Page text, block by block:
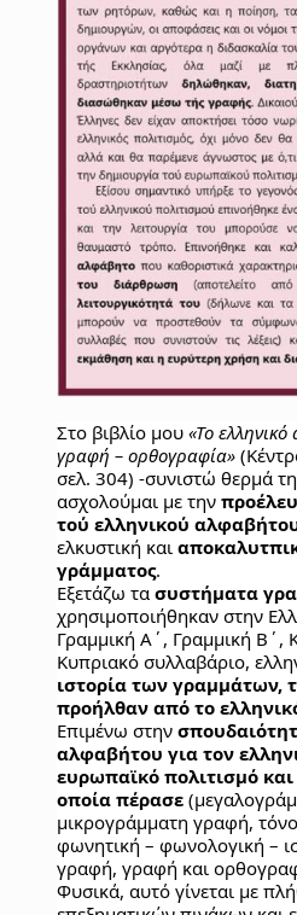
Στο βιβλίο μου «Το
γραφή – ορθογραφία»
σελ. 304) -συνιστώ θερμά
ασχολούμαι με την
τού ελληνικού
ελκυστική και
γράμματος.
Εξετάζω τα συστήματα
χρησιμοποιήθηκαν στην
Γραμμική Α΄, Γραμμική Β΄,
Κυπριακό συλλαβάριο,
ιστορία των γραμμάτων,
προήλθαν από το
Επιμένω στην
αλφαβήτου για τον
ευρωπαϊκό πολιτισμό
οποία πέρασε
μικρογράμματη γραφή,
φωνητική – φωνολογική –
γραφή, γραφή και
Φυσικά, αυτό γίνεται με